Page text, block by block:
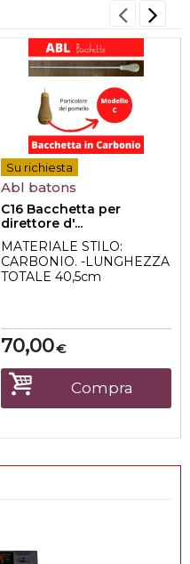
Su richiesta
Abl batons
C16 Bacchetta per
direttore d'...
MATERIALE STILO:
CARBONIO. -LUNGHEZZA
TOTALE 40,5cm
€
70,00
Compra